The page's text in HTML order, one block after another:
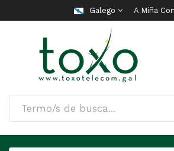
Galego A Miña